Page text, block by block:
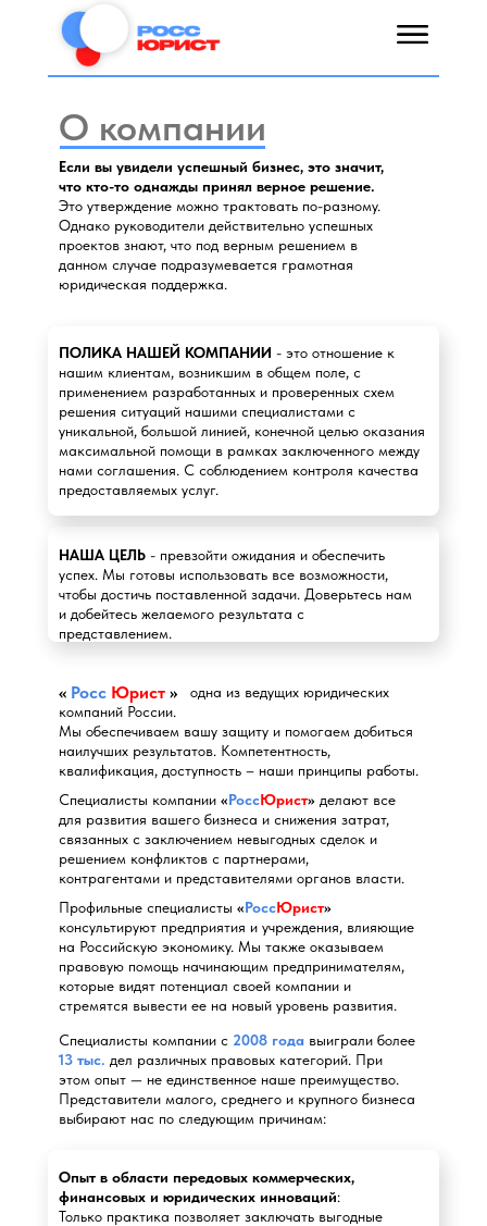
Специалисты компании «РоссЮрист» делают все
для развития вашего бизнеса и снижения затрат,
связанных с заключением невыгодных сделок и
решением конфликтов с партнерами,
контрагентами и представителями органов власти.
Профильные специалисты «РоссЮрист»
консультируют предприятия и учреждения, влияющие
на Российскую экономику. Мы также оказываем
правовую помощь начинающим предпринимателям,
которые видят потенциал своей компании и
стремятся вывести ее на новый уровень развития.
Специалисты компании с 2008 года выиграли более
13 тыс. дел различных правовых категорий. При
этом опыт — не единственное наше преимущество.
Представители малого, среднего и крупного бизнеса
выбирают нас по следующим причинам:
Если вы увидели успешный бизнес, это значит,
что кто-то однажды принял верное решение.
Это утверждение можно трактовать по-разному.
Однако руководители действительно успешных
проектов знают, что под верным решением в
данном случае подразумевается грамотная
юридическая поддержка.
Опыт в области передовых коммерческих,
финансовых и юридических инноваций:
Только практика позволяет заключать выгодные
НАША ЦЕЛЬ - превзойти ожидания и обеспечить
успех. Мы готовы использовать все возможности,
чтобы достичь поставленной задачи. Доверьтесь нам
и добейтесь желаемого результата с
представлением.
ПОЛИКА НАШЕЙ КОМПАНИИ - это отношение к
нашим клиентам, возникшим в общем поле, с
применением разработанных и проверенных схем
решения ситуаций нашими специалистами с
уникальной, большой линией, конечной целью оказания
максимальной помощи в рамках заключенного между
нами соглашения. С соблюдением контроля качества
предоставляемых услуг.
«РоссЮристсЮрб одна из ведущих юридических
компаний России.
Мы обеспечиваем вашу защиту и помогаем добиться
наилучших результатов. Компетентность,
квалификация, доступность – наши принципы работы.
« Росс Юрист »
О компании